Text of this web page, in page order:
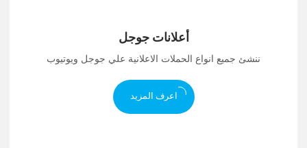
أعلانات جوجل
ننشئ جميع انواع الحملات الاعلانية علي جوجل ويوتيوب
اعرف المزيد